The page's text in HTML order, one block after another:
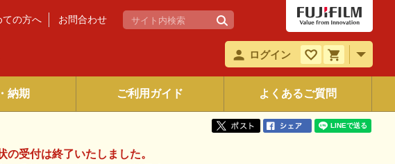
ての方へ お問合わせ
ログイン
納期 ご利用ガイド よくあるご質問
の受付は終了いたしました。